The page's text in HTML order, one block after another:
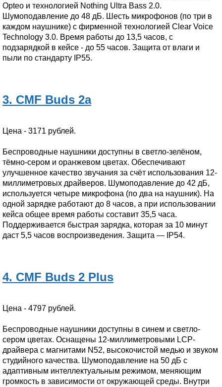
Opteo и технологией Nothing Ultra Bass 2.0.
Шумоподавление до 48 дБ. Шесть микрофонов (по три в
каждом наушнике) с фирменной технологией Clear Voice
Technology 3.0. Время работы до 13,5 часов, с
подзарядкой в кейсе - до 55 часов. Защита от влаги и
пыли по стандарту IP55.
3. CMF Buds 2a
Цена - 3171 рублей.
Беспроводные наушники доступны в светло-зелёном,
тёмно-сером и оранжевом цветах. Обеспечивают
улучшенное качество звучания за счёт использования 12-
миллиметровых драйверов. Шумоподавление до 42 дБ,
используется четыре микрофона (по два на наушник). На
одной зарядке работают до 8 часов, а при использовании
кейса общее время работы составит 35,5 часа.
Поддерживается быстрая зарядка, которая за 10 минут
даст 5,5 часов воспроизведения. Защита — IP54.
4. CMF Buds 2 Plus
Цена - 4797 рублей.
Беспроводные наушники доступны в синем и светло-
сером цветах. Оснащены 12-миллиметровыми LCP-
драйвера с магнитами N52, высокочистой медью и звуком
студийного качества. Шумоподавление на 50 дБ с
адаптивным интеллектуальным режимом, меняющим
громкость в зависимости от окружающей среды. Внутри